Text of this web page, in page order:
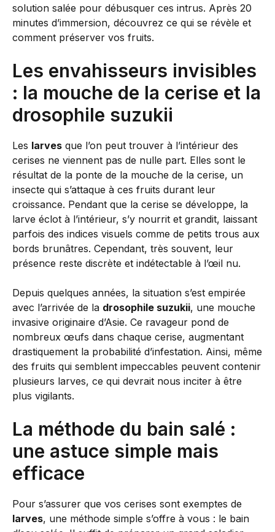
solution salée pour débusquer ces intrus. Après 20
minutes d’immersion, découvrez ce qui se révèle et
comment préserver vos fruits.
Les envahisseurs invisibles
: la mouche de la cerise et la
drosophile suzukii
Les larves que l’on peut trouver à l’intérieur des
cerises ne viennent pas de nulle part. Elles sont le
résultat de la ponte de la mouche de la cerise, un
insecte qui s’attaque à ces fruits durant leur
croissance. Pendant que la cerise se développe, la
larve éclot à l’intérieur, s’y nourrit et grandit, laissant
parfois des indices visuels comme de petits trous aux
bords brunâtres. Cependant, très souvent, leur
présence reste discrète et indétectable à l’œil nu.
Depuis quelques années, la situation s’est empirée
avec l’arrivée de la drosophile suzukii, une mouche
invasive originaire d’Asie. Ce ravageur pond de
nombreux œufs dans chaque cerise, augmentant
drastiquement la probabilité d’infestation. Ainsi, même
des fruits qui semblent impeccables peuvent contenir
plusieurs larves, ce qui devrait nous inciter à être
plus vigilants.
La méthode du bain salé :
une astuce simple mais
efficace
Pour s’assurer que vos cerises sont exemptes de
larves, une méthode simple s’offre à vous : le bain